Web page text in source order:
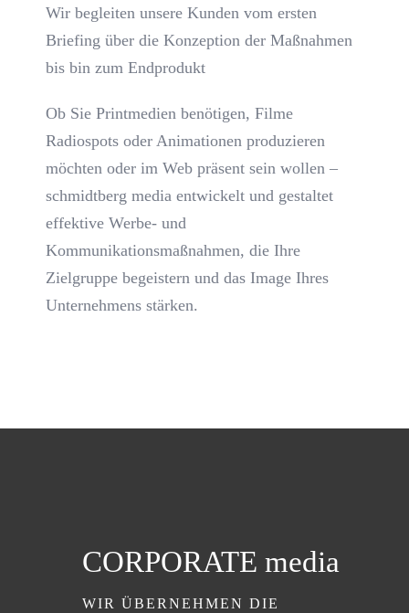
Wir begleiten unsere Kunden vom ersten
Briefing über die Konzeption der Maßnahmen
bis bin zum Endprodukt
Ob Sie Printmedien benötigen, Filme
Radiospots oder Animationen produzieren
möchten oder im Web präsent sein wollen –
schmidtberg media entwickelt und gestaltet
effektive Werbe- und
Kommunikationsmaßnahmen, die Ihre
Zielgruppe begeistern und das Image Ihres
Unternehmens stärken.
CORPORATE media
WIR ÜBERNEHMEN DIE